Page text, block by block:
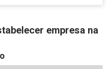
empresa na